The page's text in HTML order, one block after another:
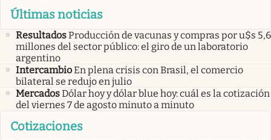
Últimas noticias
ResultadosProducción de vacunas y compras por u$s 5,6
millones del sector público: el giro de un laboratorio
argentino
IntercambioEn plena crisis con Brasil, el comercio
bilateral se redujo en julio
MercadosDólar hoy y dólar blue hoy: cuál es la cotización
del viernes 7 de agosto minuto a minuto
Cotizaciones